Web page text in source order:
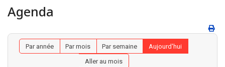
Agenda
Par année Par mois Par semaine
Aujourd'hui
Aller au mois